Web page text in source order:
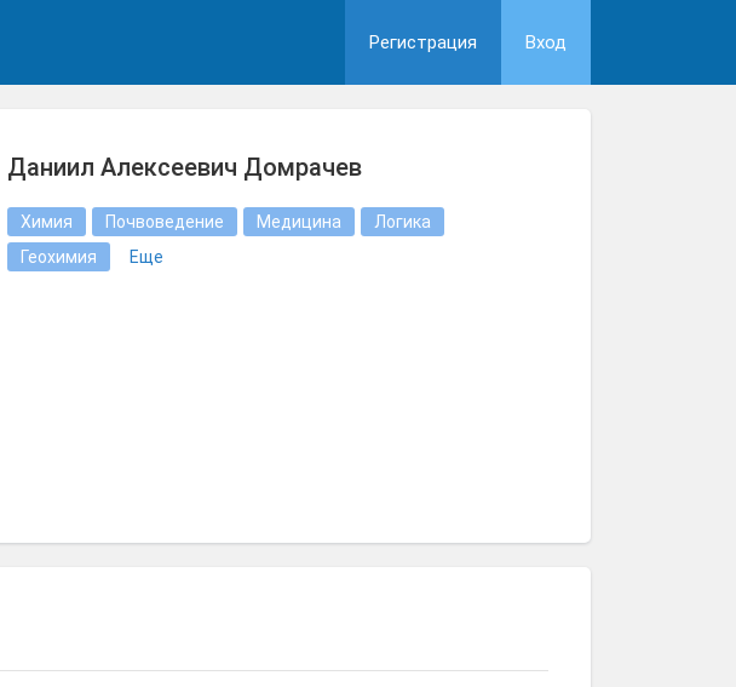
Регистрация Вход
Даниил Алексеевич Домрачев
Химия Почвоведение Медицина
Логика
Геохимия
Еще